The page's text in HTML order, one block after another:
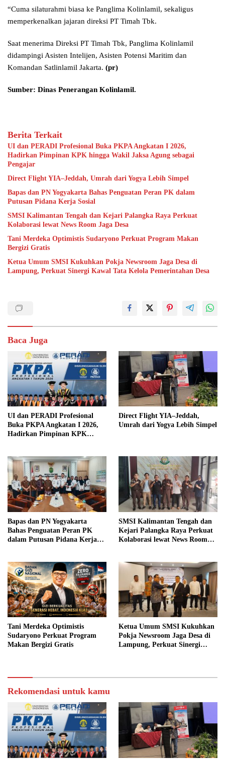
“Cuma silaturahmi biasa ke Panglima Kolinlamil, sekaligus
memperkenalkan jajaran direksi PT Timah Tbk.
Saat menerima Direksi PT Timah Tbk, Panglima Kolinlamil
didampingi Asisten Intelijen, Asisten Potensi Maritim dan
Komandan Satlinlamil Jakarta. (pr)
Sumber: Dinas Penerangan Kolinlamil.
Berita Terkait
UI dan PERADI Profesional Buka PKPA Angkatan I 2026,
Hadirkan Pimpinan KPK hingga Wakil Jaksa Agung sebagai
Pengajar
Direct Flight YIA–Jeddah, Umrah dari Yogya Lebih Simpel
Bapas dan PN Yogyakarta Bahas Penguatan Peran PK dalam
Putusan Pidana Kerja Sosial
SMSI Kalimantan Tengah dan Kejari Palangka Raya Perkuat
Kolaborasi lewat News Room Jaga Desa
Tani Merdeka Optimistis Sudaryono Perkuat Program Makan
Bergizi Gratis
Ketua Umum SMSI Kukuhkan Pokja Newsroom Jaga Desa di
Lampung, Perkuat Sinergi Kawal Tata Kelola Pemerintahan Desa
Baca Juga
UI dan PERADI Profesional
Buka PKPA Angkatan I 2026,
Hadirkan Pimpinan KPK
Direct Flight YIA–Jeddah,
Umrah dari Yogya Lebih Simpel
Bapas dan PN Yogyakarta
Bahas Penguatan Peran PK
dalam Putusan Pidana Kerja
SMSI Kalimantan Tengah dan
Kejari Palangka Raya Perkuat
Kolaborasi lewat News Room
Tani Merdeka Optimistis
Sudaryono Perkuat Program
Makan Bergizi Gratis
Ketua Umum SMSI Kukuhkan
Pokja Newsroom Jaga Desa di
Lampung, Perkuat Sinergi
Rekomendasi untuk kamu